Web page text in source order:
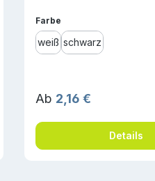
Farbe
weiß schwarz
Regulärer Preis:
Ab 2,16 €
Details